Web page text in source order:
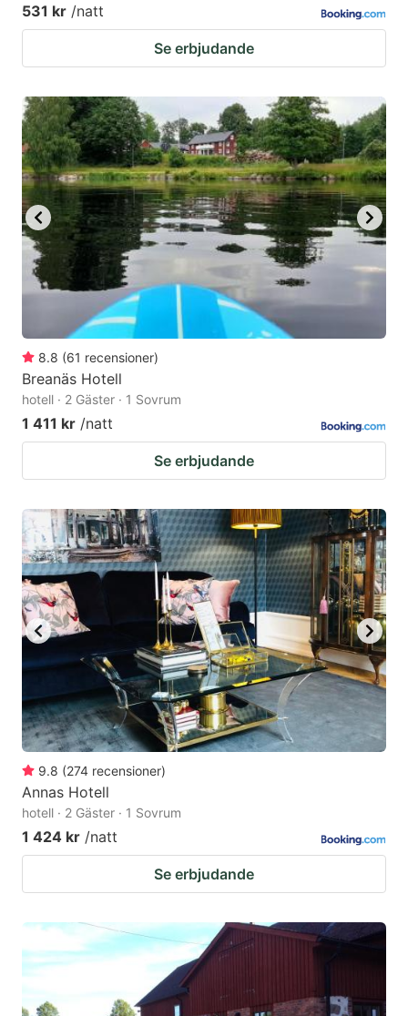
531 kr /natt
Se erbjudande
8.8 (61 recensioner)
Breanäs Hotell
hotell · 2 Gäster · 1 Sovrum
1 411 kr /natt
Se erbjudande
9.8 (274 recensioner)
Annas Hotell
hotell · 2 Gäster · 1 Sovrum
1 424 kr /natt
Se erbjudande